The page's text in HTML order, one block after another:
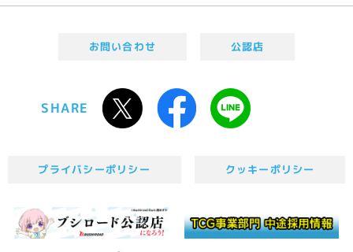
お問い合わせ 公認店
SHARE
プライバシーポリシー クッキーポリシー